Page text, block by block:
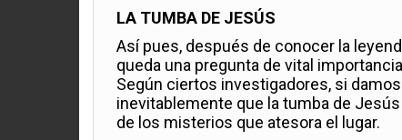
LA TUMBA DE JESÚS
Así pues, después de conocer la
queda una pregunta de vital
Según ciertos investigadores, si
inevitablemente que la tumba de
de los misterios que atesora el lugar.